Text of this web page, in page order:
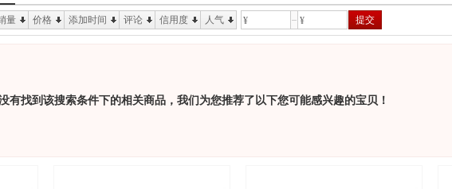
特价：¥0
查看详情
量 价格 添加时间 评论 信用度 人气 ¥ ¥ 提交
有找到该搜索条件下的相关商品，我们为您推荐了以下您可能感兴趣的宝贝！